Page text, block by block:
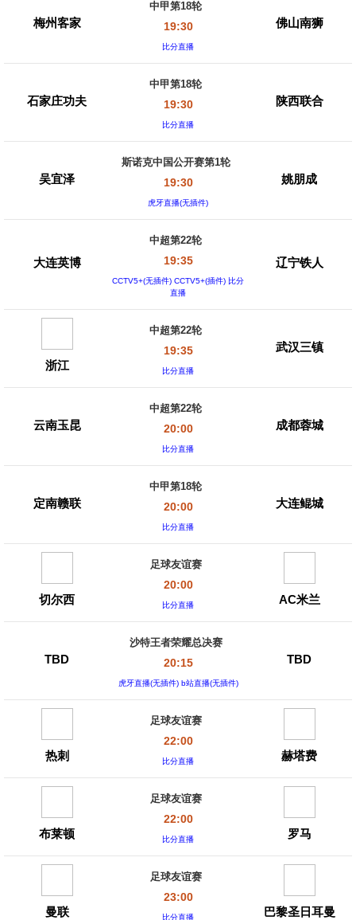
梅州客家
中甲第18轮
19:30
比分直播
佛山南狮
石家庄功夫
中甲第18轮
19:30
比分直播
陕西联合
吴宜泽
斯诺克中国公开赛第1轮
19:30
虎牙直播(无插件)
姚朋成
大连英博
中超第22轮
19:35
CCTV5+(无插件) CCTV5+(插件) 比分
直播
辽宁铁人
浙江
中超第22轮
19:35
比分直播
武汉三镇
云南玉昆
中超第22轮
20:00
比分直播
成都蓉城
定南赣联
中甲第18轮
20:00
比分直播
大连鲲城
切尔西
足球友谊赛
20:00
比分直播 AC米兰
TBD
沙特王者荣耀总决赛
20:15
虎牙直播(无插件) b站直播(无插件)
TBD
热刺
足球友谊赛
22:00
比分直播 赫塔费
布莱顿
足球友谊赛
22:00
比分直播 罗马
曼联
足球友谊赛
23:00
比分直播 巴黎圣日耳曼